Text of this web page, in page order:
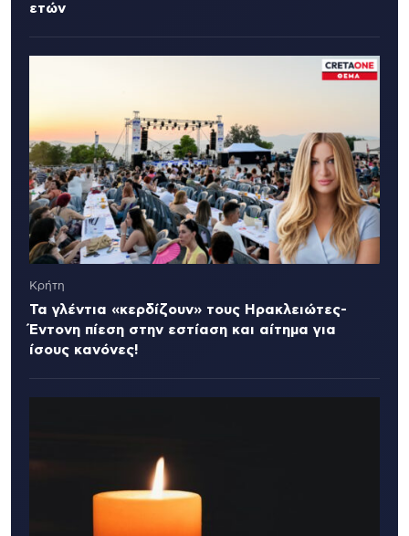
ετών
Κρήτη
Τα γλέντια «κερδίζουν» τους Ηρακλειώτες-
Έντονη πίεση στην εστίαση και αίτημα για
ίσους κανόνες!